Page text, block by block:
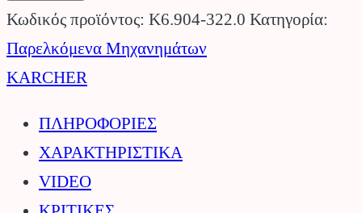
διπλής
στρώσης
5τεμ.
ποσότητα
Κωδικός προϊόντος: K6.904-322.0 Κατηγορία:
Παρελκόμενα Μηχανημάτων
KARCHER
ΠΛΗΡΟΦΟΡΙΕΣ
ΧΑΡΑΚΤΗΡΙΣΤΙΚΑ
VIDEO